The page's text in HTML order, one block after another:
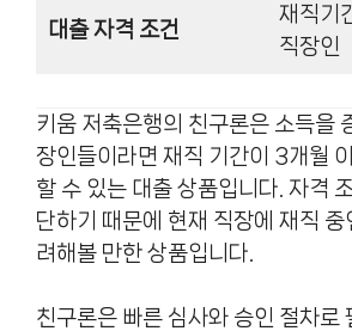
대출 자격 조건
재직기
직장인
키움 저축은행의 친구론은 소득을
장인들이라면 재직 기간이 3개월
할 수 있는 대출 상품입니다. 자격
단하기 때문에 현재 직장에 재직 중
려해볼 만한 상품입니다.
친구론은 빠른 심사와 승인 절차로